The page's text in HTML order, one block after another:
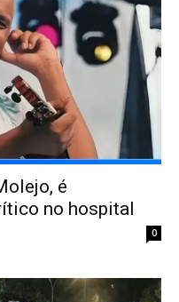
é
no hospital
0